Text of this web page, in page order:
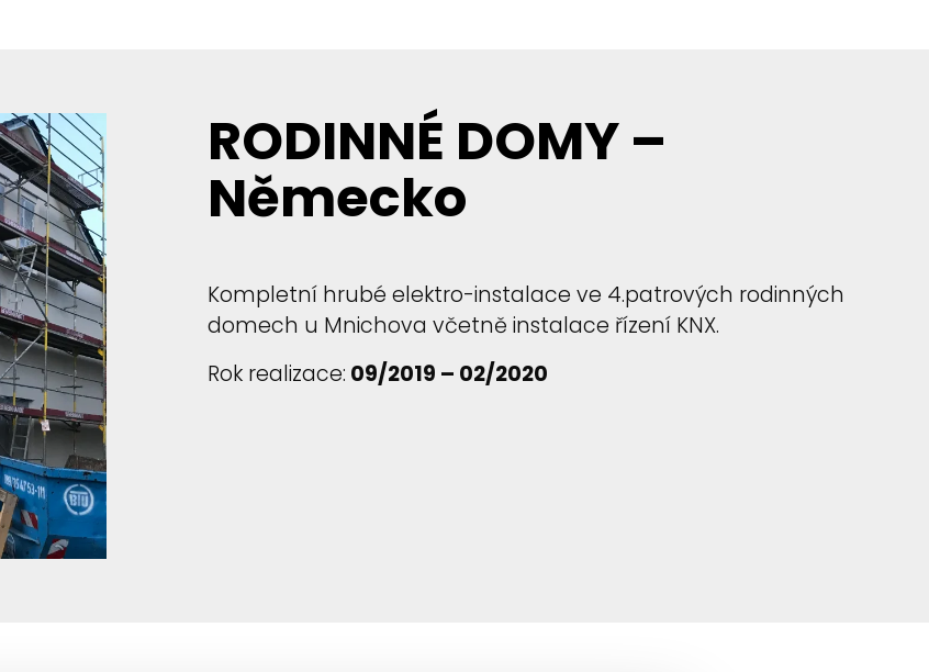
RODINNÉ DOMY –
Německo
Kompletní hrubé elektro-instalace ve 4.patrových rodinných
domech u Mnichova včetně instalace řízení KNX.
Rok realizace: 09/2019 – 02/2020